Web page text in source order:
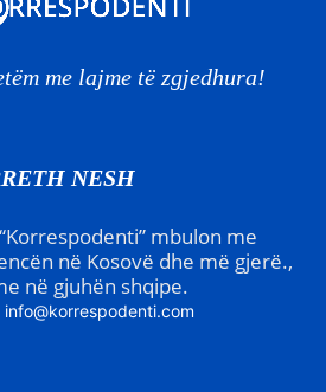
me lajme të zgjedhura!
NESH
mbulon me
në Kosovë dhe më gjerë.,
në gjuhën shqipe.
info@korrespodenti.com